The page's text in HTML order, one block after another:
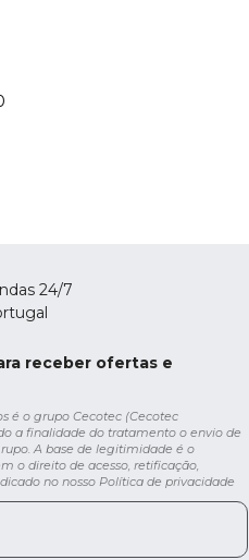
24/7
receber ofertas e
é o grupo Cecotec (Cecotec
a finalidade do tratamento o envio de
A base de legitimidade é o
o direito de acesso, retificação,
no nosso Política de privacidade